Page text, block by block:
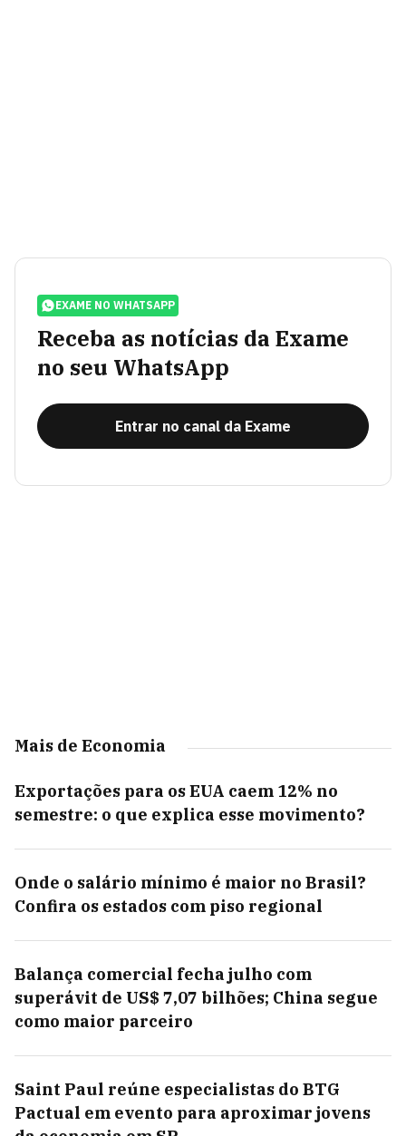
EXAME NO WHATSAPP
Receba as notícias da Exame
no seu WhatsApp
Entrar no canal da Exame
Mais de Economia
Exportações para os EUA caem 12% no
semestre: o que explica esse movimento?
Onde o salário mínimo é maior no Brasil?
Confira os estados com piso regional
Balança comercial fecha julho com
superávit de US$ 7,07 bilhões; China segue
como maior parceiro
Saint Paul reúne especialistas do BTG
Pactual em evento para aproximar jovens